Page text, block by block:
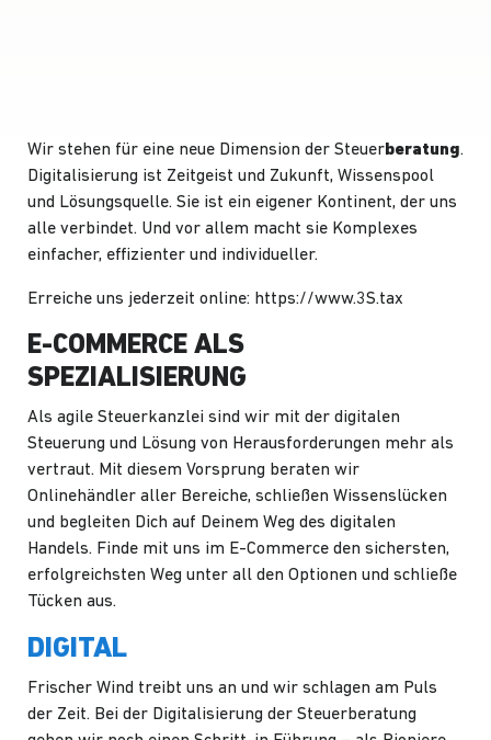
Wir stehen für eine neue Dimension der Steuerberatung.
Digitalisierung ist Zeitgeist und Zukunft, Wissenspool
und Lösungsquelle. Sie ist ein eigener Kontinent, der uns
alle verbindet. Und vor allem macht sie Komplexes
einfacher, effizienter und individueller.
Erreiche uns jederzeit online: https://www.3S.tax
E-COMMERCE ALS
SPEZIALISIERUNG
Als agile Steuerkanzlei sind wir mit der digitalen
Steuerung und Lösung von Herausforderungen mehr als
vertraut. Mit diesem Vorsprung beraten wir
Onlinehändler aller Bereiche, schließen Wissenslücken
und begleiten Dich auf Deinem Weg des digitalen
Handels. Finde mit uns im E-Commerce den sichersten,
erfolgreichsten Weg unter all den Optionen und schließe
Tücken aus.
DIGITAL
Frischer Wind treibt uns an und wir schlagen am Puls
der Zeit. Bei der Digitalisierung der Steuerberatung